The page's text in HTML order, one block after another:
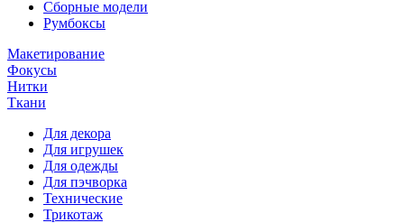
Сборные модели
Румбоксы
Макетирование
Фокусы
Нитки
Ткани
Для декора
Для игрушек
Для одежды
Для пэчворка
Технические
Трикотаж